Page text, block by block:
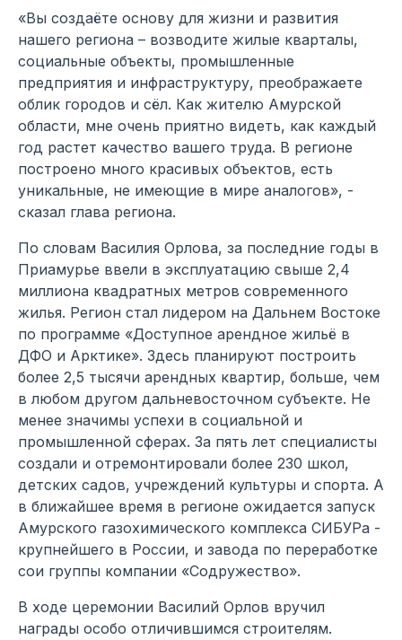
«Вы создаёте основу для жизни и развития
нашего региона – возводите жилые кварталы,
социальные объекты, промышленные
предприятия и инфраструктуру, преображаете
облик городов и сёл. Как жителю Амурской
области, мне очень приятно видеть, как каждый
год растет качество вашего труда. В регионе
построено много красивых объектов, есть
уникальные, не имеющие в мире аналогов», -
сказал глава региона.
По словам Василия Орлова, за последние годы в
Приамурье ввели в эксплуатацию свыше 2,4
миллиона квадратных метров современного
жилья. Регион стал лидером на Дальнем Востоке
по программе «Доступное арендное жильё в
ДФО и Арктике». Здесь планируют построить
более 2,5 тысячи арендных квартир, больше, чем
в любом другом дальневосточном субъекте. Не
менее значимы успехи в социальной и
промышленной сферах. За пять лет специалисты
создали и отремонтировали более 230 школ,
детских садов, учреждений культуры и спорта. А
в ближайшее время в регионе ожидается запуск
Амурского газохимического комплекса СИБУРа -
крупнейшего в России, и завода по переработке
сои группы компании «Содружество».
В ходе церемонии Василий Орлов вручил
награды особо отличившимся строителям.